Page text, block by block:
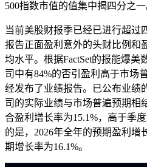
500指数市值的值集中揭四分之一
当前美股财报季已经已进行超过
报告正面盈利意外的头财比例和
均水平。根据FactSet的报能爆美
司中有84%的否引盈利高于市场
经发布了业绩报告。已公布业绩
司的实际业绩与市场普遍预期相
合盈利增长率为15.1%，高于季
的是，2026年全年的预期盈利增
期增长率为16.1%。